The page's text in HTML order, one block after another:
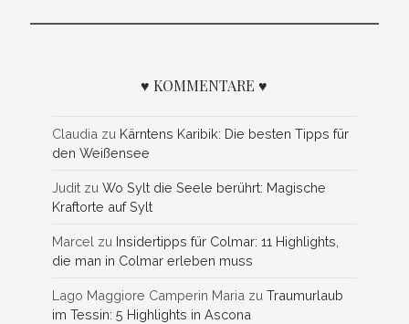
♥ KOMMENTARE ♥
Claudia zu Kärntens Karibik: Die besten Tipps für
den Weißensee
Judit zuWo Sylt die Seele berührt: Magische
Kraftorte auf Sylt
Marcel zu Insidertipps für Colmar: 11 Highlights,
die man in Colmar erleben muss
Lago Maggiore Camperin Maria zuTraumurlaub
im Tessin: 5 Highlights in Ascona